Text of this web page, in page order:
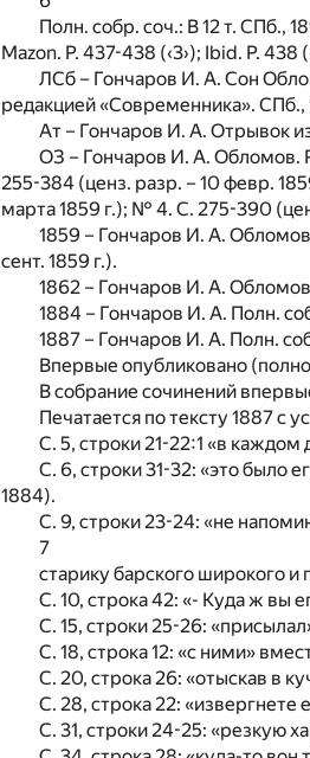
Полн. собр. соч.: В 12 т. СПб.,
Mazon. P. 437-438 (‹3›); Ibid. P. 438
ЛСб – Гончаров И. А. Сон
редакцией «Современника». СПб.,
Ат – Гончаров И. А. Отрывок
ОЗ – Гончаров И. А. Обломов.
255-384 (ценз. разр. – 10 февр.
марта 1859 г.); № 4. С. 275-390
1859 – Гончаров И. А.
сент. 1859 г.).
1862 – Гончаров И. А.
1884 – Гончаров И. А. Полн.
1887 – Гончаров И. А. Полн.
Впервые опубликовано
В собрание сочинений
Печатается по тексту 1887 с
С. 5, строки 21-22:1 «в
С. 6, строки 31-32: «это было
1884).
С. 9, строки 23-24: «не
7
старику барского широкого и
С. 10, строка 42: «- Куда ж вы
С. 15, строки 25-26:
С. 18, строка 12: «с ними»
С. 20, строка 26: «отыскав в
С. 28, строка 22: «извергнете
С. 31, строки 24-25: «резкую